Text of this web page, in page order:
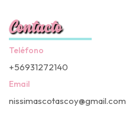
Contacto
Teléfono
+56931272140
Email
nissimascotascoy@gmail.com